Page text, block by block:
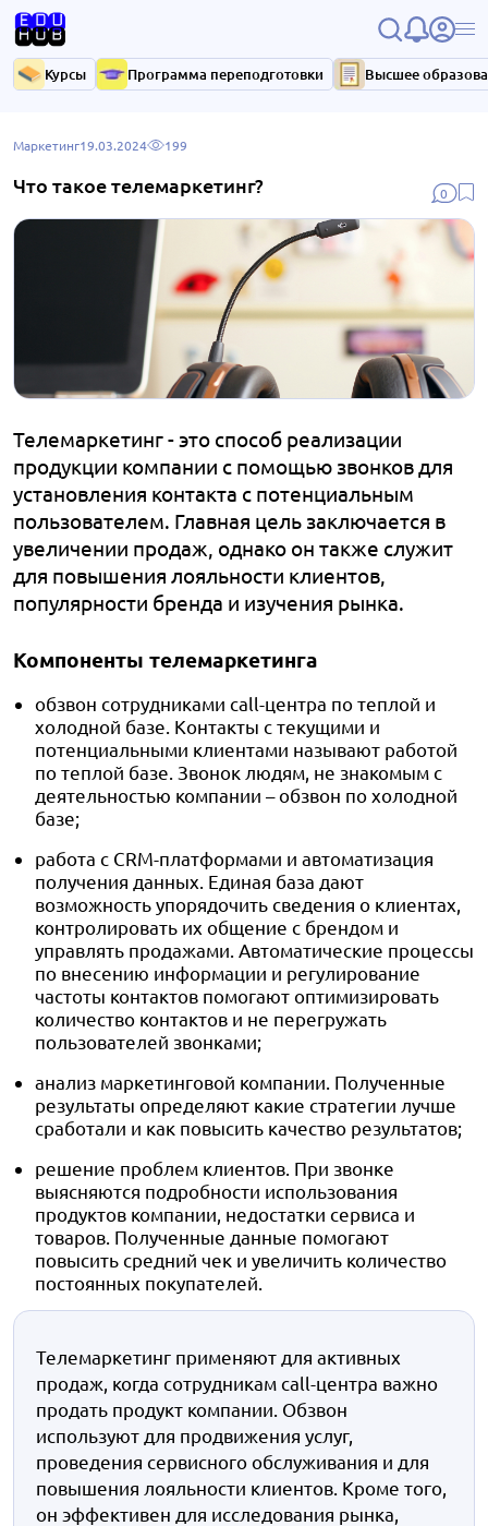
Курсы Программа переподготовки Высшее
0
Маркетинг19.03.2024 199
Что такое телемаркетинг?
Телемаркетинг - это способ реализации
продукции компании с помощью звонков для
установления контакта с потенциальным
пользователем. Главная цель заключается в
увеличении продаж, однако он также служит
для повышения лояльности клиентов,
популярности бренда и изучения рынка.
Компоненты телемаркетинга
обзвон сотрудниками call-центра по теплой и
холодной базе. Контакты с текущими и
потенциальными клиентами называют работой
по теплой базе. Звонок людям, не знакомым с
деятельностью компании – обзвон по холодной
базе;
работа с CRM-платформами и автоматизация
получения данных. Единая база дают
возможность упорядочить сведения о клиентах,
контролировать их общение с брендом и
управлять продажами. Автоматические процессы
по внесению информации и регулирование
частоты контактов помогают оптимизировать
количество контактов и не перегружать
пользователей звонками;
анализ маркетинговой компании. Полученные
результаты определяют какие стратегии лучше
сработали и как повысить качество результатов;
решение проблем клиентов. При звонке
выясняются подробности использования
продуктов компании, недостатки сервиса и
товаров. Полученные данные помогают
повысить средний чек и увеличить количество
постоянных покупателей.
Телемаркетинг применяют для активных
продаж, когда сотрудникам call-центра важно
продать продукт компании. Обзвон
используют для продвижения услуг,
проведения сервисного обслуживания и для
повышения лояльности клиентов. Кроме того,
он эффективен для исследования рынка,